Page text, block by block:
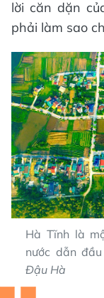
lời căn dặn
phải làm sao
Hà Tĩnh là
nước dẫn
Đậu Hà